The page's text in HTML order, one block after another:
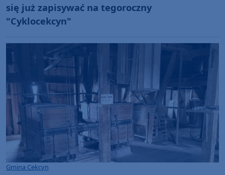
się już zapisywać na tegoroczny
"Cyklocekcyn"
Gmina Cekcyn